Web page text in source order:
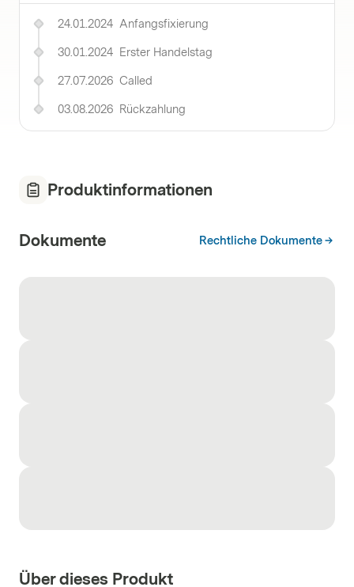
24.01.2024 Anfangsfixierung
30.01.2024 Erster Handelstag
27.07.2026 Called
03.08.2026 Rückzahlung
Produktinformationen
Dokumente Rechtliche Dokumente
Über dieses Produkt